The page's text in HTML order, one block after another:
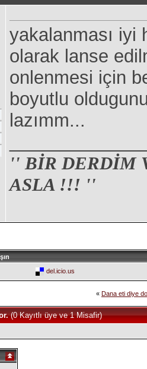
yakalanması iyi
olarak lanse
onlenmesi için
boyutlu
lazımm...
'' BİR DERDİM
ASLA !!! ''
del.icio.us
« Dana eti diye
(0 Kayıtlı üye ve 1 Misafir)